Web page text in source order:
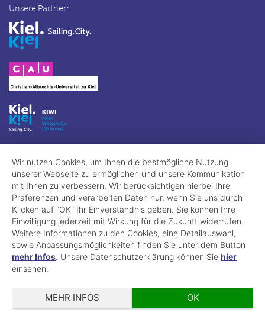
Unsere Partner:
Wir nutzen Cookies, um Ihnen die bestmögliche Nutzung
unserer Webseite zu ermöglichen und unsere Kommunikation
mit Ihnen zu verbessern. Wir berücksichtigen hierbei Ihre
Präferenzen und verarbeiten Daten nur, wenn Sie uns durch
Klicken auf "OK" Ihr Einverständnis geben. Sie können Ihre
Einwilligung jederzeit mit Wirkung für die Zukunft widerrufen.
Weitere Informationen zu den Cookies, eine Detailauswahl,
sowie Anpassungsmöglichkeiten finden Sie unter dem Button
mehr Infos. Unsere Datenschutzerklärung können Sie hier
einsehen.
OK
MEHR INFOS